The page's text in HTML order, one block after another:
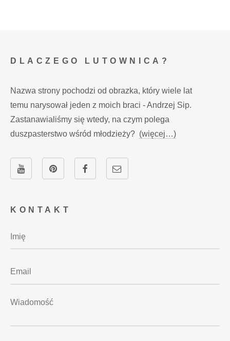
KONTAKT
DLACZEGO LUTOWNICA?
Nazwa strony pochodzi od obrazka, który wiele lat
temu narysował jeden z moich braci - Andrzej Sip.
Zastanawialiśmy się wtedy, na czym polega
duszpasterstwo wśród młodzieży? (więcej…)